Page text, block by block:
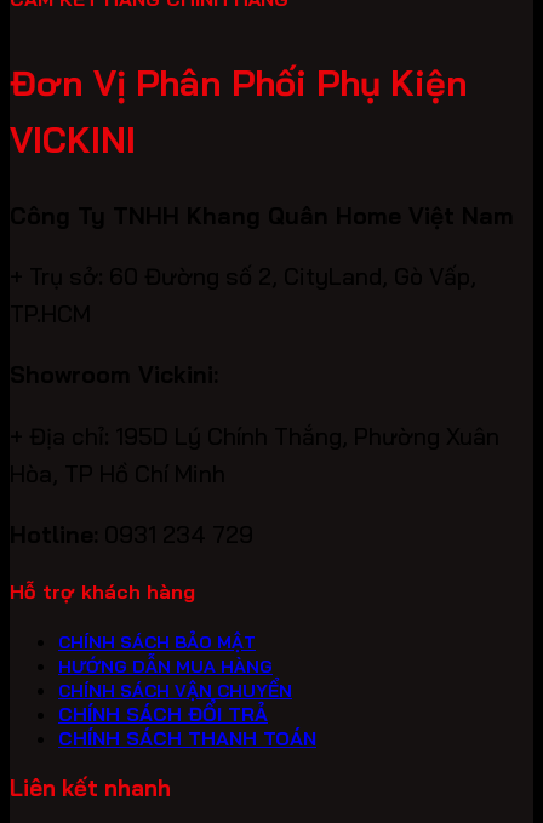
Đơn Vị Phân Phối Phụ Kiện
VICKINI
Hỗ trợ khách hàng
CHÍNH SÁCH BẢO MẬT
HƯỚNG DẪN MUA HÀNG
CHÍNH SÁCH VẬN CHUYỂN
CHÍNH SÁCH ĐỔI TRẢ
CHÍNH SÁCH THANH TOÁN
Liên kết nhanh